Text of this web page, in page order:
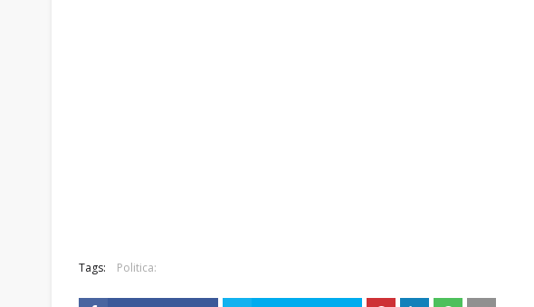
Tags: Politica: